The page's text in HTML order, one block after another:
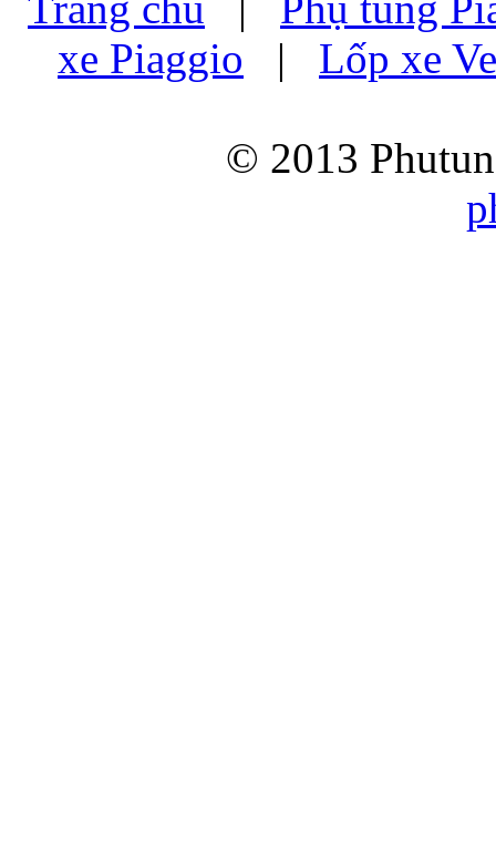
xe Piaggio | Lốp xe
© 2013